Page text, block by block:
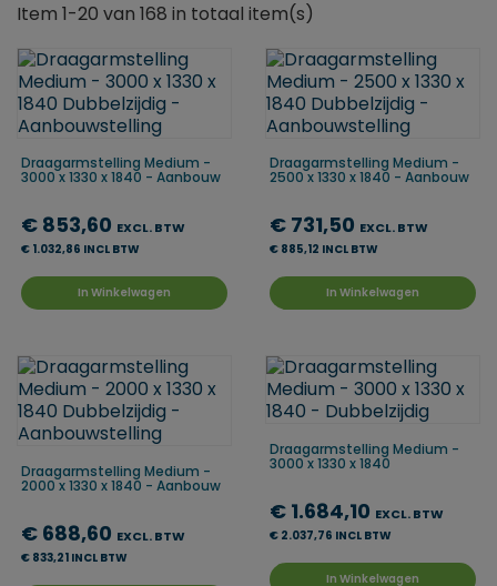
Item 1-20 van 168 in totaal item(s)
Draagarmstelling Medium -
3000 x 1330 x 1840 - Aanbouw
€ 853,60 EXCL. BTW
€ 1.032,86 INCL BTW
In Winkelwagen
Draagarmstelling Medium -
2500 x 1330 x 1840 - Aanbouw
€ 731,50 EXCL. BTW
€ 885,12 INCL BTW
In Winkelwagen
Draagarmstelling Medium -
2000 x 1330 x 1840 - Aanbouw
€ 688,60 EXCL. BTW
€ 833,21 INCL BTW
Draagarmstelling Medium -
3000 x 1330 x 1840
€ 1.684,10 EXCL. BTW
€ 2.037,76 INCL BTW
In Winkelwagen